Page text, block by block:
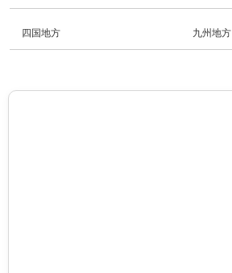
四国地方 九州地方